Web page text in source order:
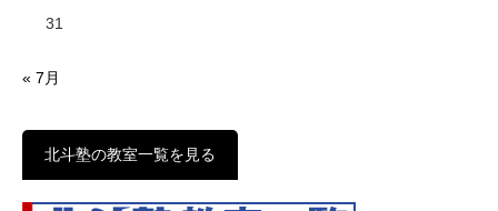
31
« 7月
北斗塾の教室一覧を見る